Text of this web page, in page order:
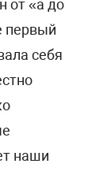
от «а до
первый
себя
наши